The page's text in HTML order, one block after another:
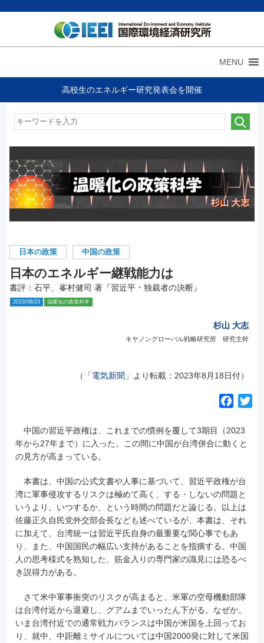
MENU
高校生のエネルギー研究発表会を開催
日本の政策 中国の政策
日本のエネルギー継戦能力は
書評：石平、峯村健司 著『習近平・独裁者の決断』
2023/08/23 温暖化の政策科学
杉山 大志
キヤノングローバル戦略研究所 研究主幹
（「電気新聞 」より転載：2023年8月18日付）
c
e
o
k
中国の習近平政権は、これまでの慣例を覆して3期目（2023
年から27年まで）に入った。この間に中国が台湾併合に動くと
の見方が高まっている。
本書は、中国の公式文書や人事に基づいて、習近平政権が台
湾に軍事侵攻するリスクは極めて高く、する・しないの問題と
いうより、いつするか、という時間の問題だと論じる。以上は
佐藤正久自民党外交部会長なども述べているが、本書は、それ
に加えて、台湾統一は習近平氏自身の最重要な関心事でもあ
り、また、中国国民の幅広い支持があることを指摘する。中国
人の思考様式を熟知した、筋金入りの専門家の識見には恐るべ
き説得力がある。
さて米中軍事衝突のリスクが高まると、米軍の空母機動部隊
は台湾付近から退避し、グアムまでいったん下がる。なぜか。
いま台湾付近での通常戦力バランスは中国が米国を上回ってお
り、就中、中距離ミサイルについては中国2000発に対して米国